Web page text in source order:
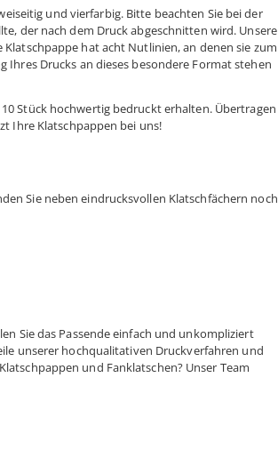
und vierfarbig. Bitte beachten Sie bei der
der nach dem Druck abgeschnitten wird. Unsere
hat acht Nutlinien, an denen sie zum
Ihres Drucks an dieses besondere Format stehen
Stück hochwertig bedruckt erhalten. Übertragen
Ihre Klatschpappen bei uns!
Sie neben eindrucksvollen Klatschfächern noch
Sie das Passende einfach und unkompliziert
unserer hochqualitativen Druckverfahren und
und Fanklatschen? Unser Team